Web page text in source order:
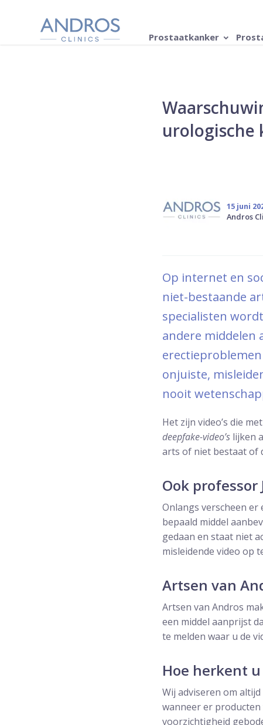
Prostaatkanker
urologische
15 juni
Andros
Op internet en
niet-bestaande
specialisten
andere middelen
erectieproblemen
onjuiste,
nooit
Het zijn video’s die
deepfake-video’s lijken
arts of niet bestaat of
Ook
Onlangs verscheen er
bepaald middel
gedaan en staat niet
misleidende video op
Artsen van
Artsen van Andros
een middel aanprijst
te melden waar u de
Hoe herkent
Wij adviseren om
wanneer er
voorzichtigheid